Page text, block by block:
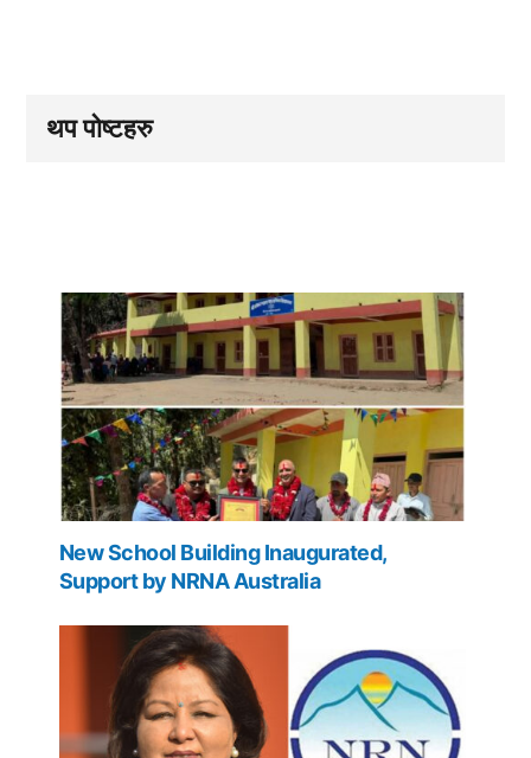
थप पोष्टहरु
New School Building Inaugurated,
Support by NRNA Australia